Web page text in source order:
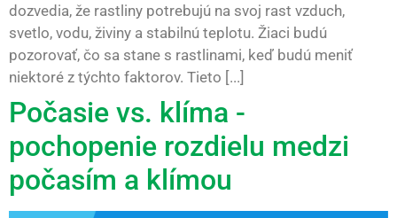
dozvedia, že rastliny potrebujú na svoj rast vzduch,
svetlo, vodu, živiny a stabilnú teplotu. Žiaci budú
pozorovať, čo sa stane s rastlinami, keď budú meniť
niektoré z týchto faktorov. Tieto [...]
Počasie vs. klíma -
pochopenie rozdielu medzi
počasím a klímou